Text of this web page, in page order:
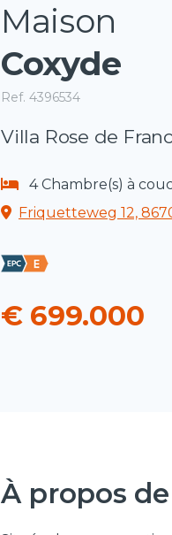
Maison
Coxyde
Ref. 4396534
Villa Rose de
4 Chambre(s) à
Friquetteweg 12,
€ 699.000
À propos